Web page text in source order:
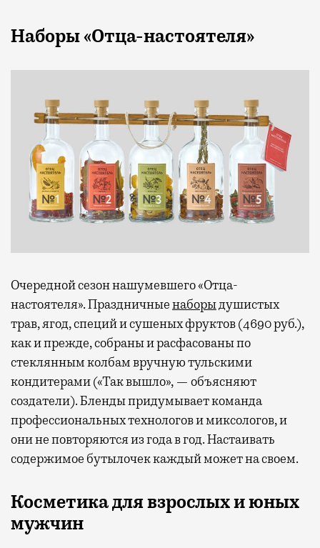
Наборы «Отца-настоятеля»
Очередной сезон нашумевшего «Отца-
настоятеля». Праздничныенаборыдушистых
трав, ягод, специй и сушеных фруктов (4690 руб.),
как и прежде, собраны и расфасованы по
стеклянным колбам вручную тульскими
кондитерами («Так вышло», — объясняют
создатели). Бленды придумывает команда
профессиональных технологов и миксологов, и
они не повторяются из года в год. Настаивать
содержимое бутылочек каждый может на своем.
Косметика для взрослых и юных
мужчин